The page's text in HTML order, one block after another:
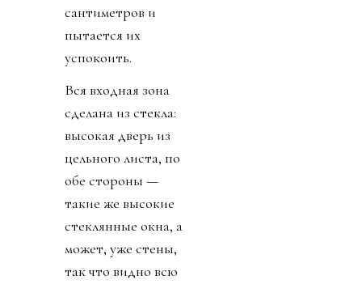
сантиметров и
пытается их
успокоить.
Вся входная зона
сделана из стекла:
высокая дверь из
цельного листа, по
обе стороны —
такие же высокие
стеклянные окна, а
может, уже стены,
так что видно всю